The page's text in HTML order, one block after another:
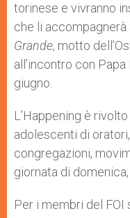
torinese e vivranno
che li accompagnerà
Grande, motto
all’incontro con
giugno.
L’Happening è
adolescenti di
congregazioni,
giornata di
Per i membri del FOI